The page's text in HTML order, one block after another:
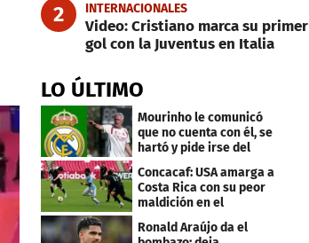
2 INTERNACIONALES
Video: Cristiano marca su primer
gol con la Juventus en Italia
LO ÚLTIMO
Mourinho le comunicó
que no cuenta con él, se
hartó y pide irse del
Real Madrid
Concacaf: USA amarga a
Costa Rica con su peor
maldición en el
premundial Sub-20
Ronald Araújo da el